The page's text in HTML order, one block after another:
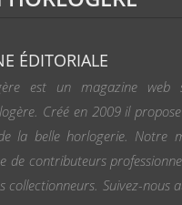
ÉDITORIALE
est un magazine web
Créé en 2009 il
la belle horlogerie. Notre
de contributeurs
collectionneurs. Suivez-nous